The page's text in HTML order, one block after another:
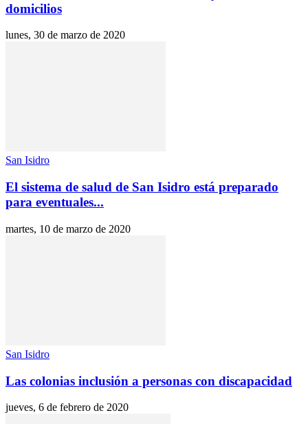
domicilios
lunes, 30 de marzo de 2020
San Isidro
El sistema de salud de San Isidro está preparado
para eventuales...
martes, 10 de marzo de 2020
San Isidro
Las colonias inclusión a personas con discapacidad
jueves, 6 de febrero de 2020